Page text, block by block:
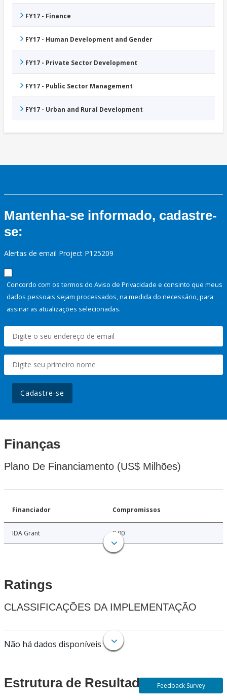
FY17 - Finance
FY17 - Human Development and Gender
FY17 - Private Sector Development
FY17 - Public Sector Management
FY17 - Urban and Rural Development
Mantenha-se informado, cadastre-
se:
Alertas de email Project P125209
Concordo com os termos do Aviso de Privacidade e consinto que meus
dados pessoais sejam processados, na medida do necessário, para
assinar as atualizações selecionadas.
Cadastre-se
Finanças
Plano De Financiamento (US$ Milhões)
Financiador Compromissos
IDA Grant 8.00
Ratings
CLASSIFICAÇÕES DA IMPLEMENTAÇÃO
Não há dados disponíveis
Estrutura de Resultados Feedback Survey